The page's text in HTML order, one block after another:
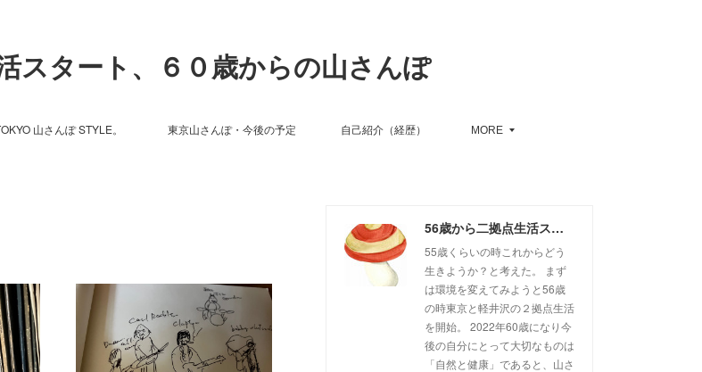
スタート、６０歳からの山さんぽ
山さんぽ STYLE。 東京山さんぽ・今後の予定 自己紹介（経歴） MORE
56歳から二拠点生活スタート、６０歳からの山さんぽ
55歳くらいの時これからどう
生きようか？と考えた。 まず
は環境を変えてみようと56歳
の時東京と軽井沢の２拠点生活
を開始。 2022年60歳になり今
後の自分にとって大切なものは
「自然と健康」であると、山さ